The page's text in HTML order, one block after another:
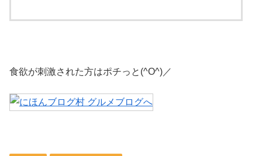
食欲が刺激された方はポチっと(^O^)／